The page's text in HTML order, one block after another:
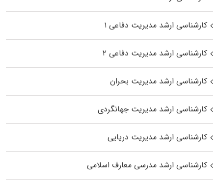
کارشناسی ارشد مدیریت دفاعی ۱
کارشناسی ارشد مدیریت دفاعی ۲
کارشناسی ارشد مدیریت بحران
کارشناسی ارشد مدیریت جهانگردی
کارشناسی ارشد مدیریت دریایی
کارشناسی ارشد مدرسی معارف اسلامی